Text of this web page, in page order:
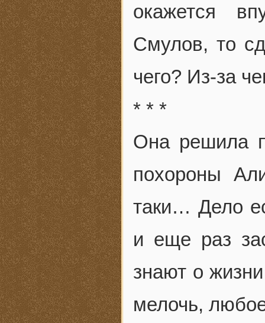
окажется
Смулов, то
чего? Из-за
* * *
Она решила
похороны
таки… Дело
и еще раз
знают о
мелочь,